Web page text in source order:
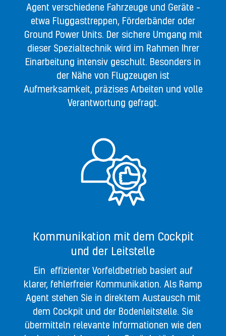
Agent verschiedene Fahrzeuge und Geräte –
etwa Fluggasttreppen, Förderbänder oder
Ground Power Units. Der sichere Umgang mit
dieser Spezialtechnik wird im Rahmen Ihrer
Einarbeitung intensiv geschult. Besonders in
der Nähe von Flugzeugen ist
Aufmerksamkeit, präzises Arbeiten und volle
Verantwortung gefragt.
Kommunikation mit dem Cockpit
und der Leitstelle
Ein effizienter Vorfeldbetrieb basiert auf
klarer, fehlerfreier Kommunikation. Als Ramp
Agent stehen Sie in direktem Austausch mit
dem Cockpit und der Bodenleitstelle. Sie
übermitteln relevante Informationen wie den